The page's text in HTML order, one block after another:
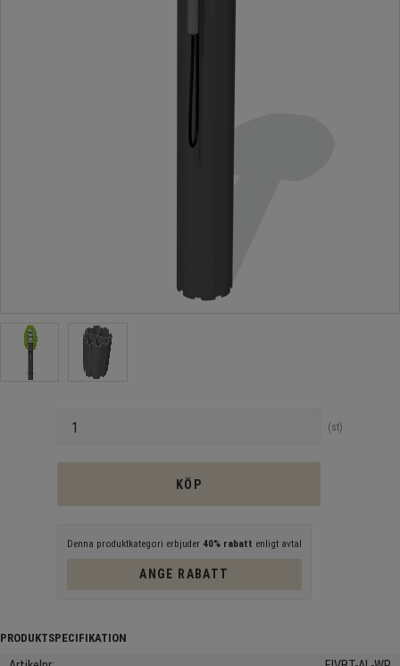
st
KÖP
Denna produktkategori erbjuder 40% rabatt enligt avtal
ANGE RABATT